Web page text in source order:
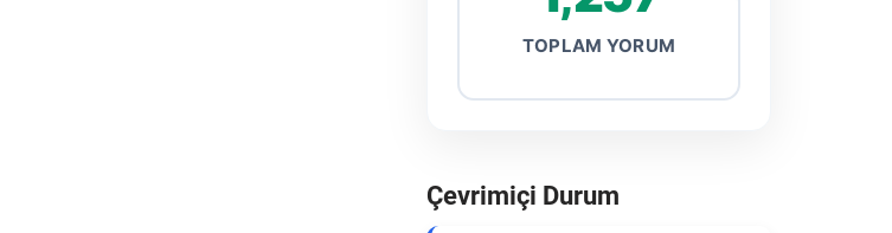
TOPLAM YORUM
Çevrimiçi Durum